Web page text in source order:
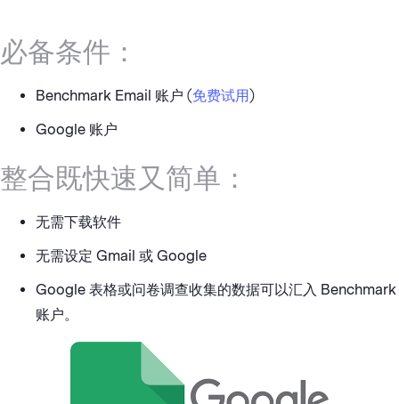
必备条件：
Benchmark Email 账户 (免费试用)
Google 账户
整合既快速又简单：
无需下载软件
无需设定 Gmail 或 Google
Google 表格或问卷调查收集的数据可以汇入 Benchmark
账户。